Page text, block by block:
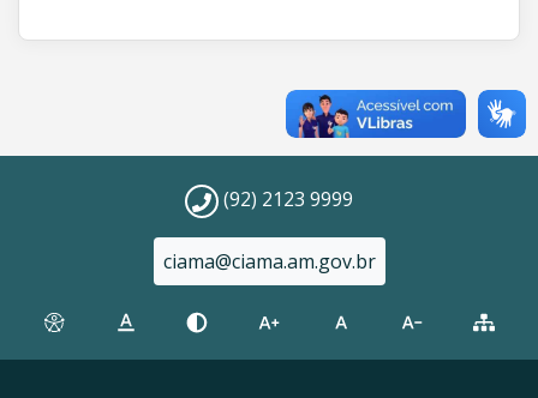
(92) 2123 9999
ciama@ciama.am.gov.br